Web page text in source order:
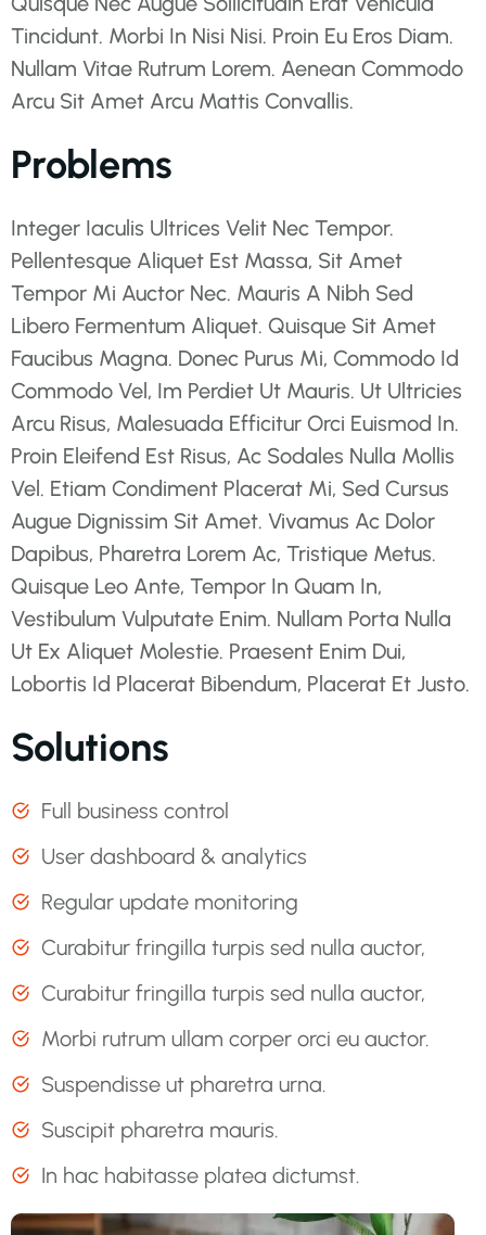
Tincidunt. Morbi In Nisi Nisi. Proin Eu Eros Diam.
Nullam Vitae Rutrum Lorem. Aenean Commodo
Arcu Sit Amet Arcu Mattis Convallis.
Problems
Integer Iaculis Ultrices Velit Nec Tempor.
Pellentesque Aliquet Est Massa, Sit Amet
Tempor Mi Auctor Nec. Mauris A Nibh Sed
Libero Fermentum Aliquet. Quisque Sit Amet
Faucibus Magna. Donec Purus Mi, Commodo Id
Commodo Vel, Im Perdiet Ut Mauris. Ut Ultricies
Arcu Risus, Malesuada Efficitur Orci Euismod In.
Proin Eleifend Est Risus, Ac Sodales Nulla Mollis
Vel. Etiam Condiment Placerat Mi, Sed Cursus
Augue Dignissim Sit Amet. Vivamus Ac Dolor
Dapibus, Pharetra Lorem Ac, Tristique Metus.
Quisque Leo Ante, Tempor In Quam In,
Vestibulum Vulputate Enim. Nullam Porta Nulla
Ut Ex Aliquet Molestie. Praesent Enim Dui,
Lobortis Id Placerat Bibendum, Placerat Et Justo.
Solutions
Full business control
User dashboard & analytics
Regular update monitoring
Curabitur fringilla turpis sed nulla auctor,
Curabitur fringilla turpis sed nulla auctor,
Morbi rutrum ullam corper orci eu auctor.
Suspendisse ut pharetra urna.
Suscipit pharetra mauris.
In hac habitasse platea dictumst.